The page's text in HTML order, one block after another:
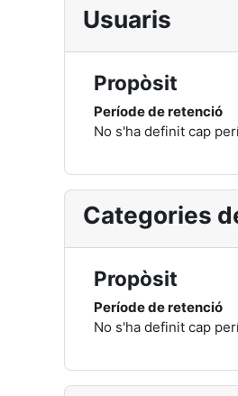
Usuaris
Propòsit
Període de retenció
No s'ha definit cap
Categories
Propòsit
Període de retenció
No s'ha definit cap